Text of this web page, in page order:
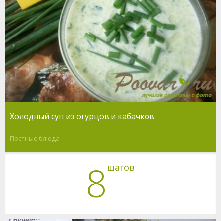
Холодный суп из огурцов и кабачков
Постные блюда
8 шагов